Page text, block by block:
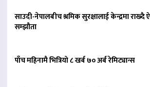
साउदी-नेपालबीच श्रमिक सुरक्षालाई केन्द्रमा राख्दै
सम्झौता
पाँच महिनामै भित्रियो ८ खर्ब ७० अर्ब रेमिट्यान्स